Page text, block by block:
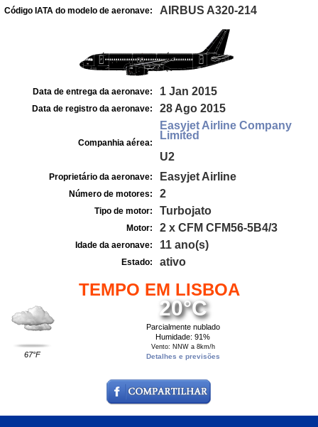
Código IATA do modelo de aeronave: AIRBUS A320-214
Data de entrega da aeronave: 1 Jan 2015
Data de registro da aeronave: 28 Ago 2015
Companhia aérea:
Easyjet Airline Company
Limited
U2
Proprietário da aeronave: Easyjet Airline
Número de motores: 2
Tipo de motor: Turbojato
Motor: 2 x CFM CFM56-5B4/3
Idade da aeronave: 11 ano(s)
Estado: ativo
TEMPO EM LISBOA
67°F
20°C
Parcialmente nublado
Humidade: 91%
Vento: NNW a 8km/h
Detalhes e previsões